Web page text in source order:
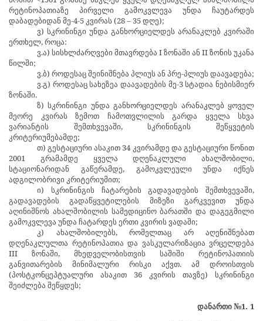
რეტინოპათიაზე პირველი გამოკვლევა უნდა ჩაუტარდეს
დაბადებიდან მე-4-5 კვირას (28 – 35 დღე);
ვ) სკრინინგი უნდა განხორციელდეს არანაკლებ კვირაში
ერთხელ, როცა:
ვ.ა) სისხლძარღვები მთავრდება I ზონაში ან II ზონის უკანა
წილში;
ვ.ბ) როდესაც შეინიშნება პლიუს ან პრე-პლიუს დაავადება;
ვ.გ) როდესაც სახეზეა დაავადების მე-3 სტადია ნებისმიერ
ზონაში.
ზ) სკრინინგი უნდა განხორციელდეს არანაკლებ ყოველ
მეორე კვირას ზემოთ ჩამოთვლილის გარდა ყველა სხვა
ვარიანტის შემთხვევაში, სკრინინგის შეწყვეტის
კრიტერიუმებამდე;
თ) გესტაციური ასაკით 34 კვირამდე და გესტაციური წონით
2001 გრამამდე ყველა დღენაკლული ახალშობილი,
სტაციონარიდან გაწერამდე, გამოკვლეული უნდა იქნეს
ადგილობრივი კრიტერიუმით;
ი) სკრინინგის ჩატარების გადავადების შემთხვევაში,
გადავადების გადაწყვეტილების მიზეზი გარკვევით უნდა
აღინიშნოს ახალშობილის სამედიცინო ბარათში და დაგეგმილი
გამოკვლევა უნდა ჩატარდეს ერთი კვირის ვადაში;
კ) ახალშობილებს, რომელთაც არ აღენიშნებათ
დღენაკლულთა რეტინოპათია და ვასკულარიზაცია ვრცელდება
III ზონაში, მხედველობისთვის საშიში რეტინოპათიის
განვითარების მინიმალური რისკი აქვთ. ამ დროისთვის
(პოსტკონცეპტუალური ასაკით 36 კვირის თავზე) სკრინინგი
შეიძლება შეწყდეს;
დანართი №1. 1